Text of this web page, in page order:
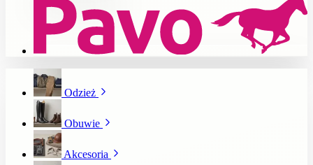
Odzież
Obuwie
Akcesoria